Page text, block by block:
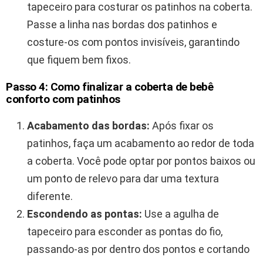
tapeceiro para costurar os patinhos na coberta.
Passe a linha nas bordas dos patinhos e
costure-os com pontos invisíveis, garantindo
que fiquem bem fixos.
Passo 4: Como finalizar a coberta de bebê
conforto com patinhos
Acabamento das bordas: Após fixar os
patinhos, faça um acabamento ao redor de toda
a coberta. Você pode optar por pontos baixos ou
um ponto de relevo para dar uma textura
diferente.
Escondendo as pontas: Use a agulha de
tapeceiro para esconder as pontas do fio,
passando-as por dentro dos pontos e cortando